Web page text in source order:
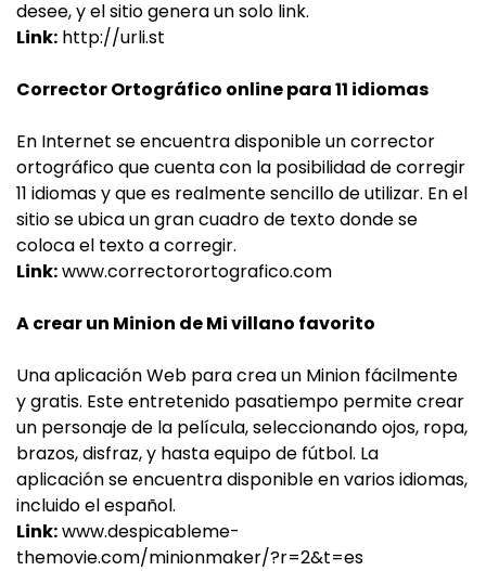
desee, y el sitio genera un solo link.
Link: http://urli.st
Corrector Ortográfico online para 11 idiomas
En Internet se encuentra disponible un corrector
ortográfico que cuenta con la posibilidad de corregir
11 idiomas y que es realmente sencillo de utilizar. En el
sitio se ubica un gran cuadro de texto donde se
coloca el texto a corregir.
Link:www.correctorortografico.com
A crear un Minion de Mi villano favorito
Una aplicación Web para crea un Minion fácilmente
y gratis. Este entretenido pasatiempo permite crear
un personaje de la película, seleccionando ojos, ropa,
brazos, disfraz, y hasta equipo de fútbol. La
aplicación se encuentra disponible en varios idiomas,
incluido el español.
Link:www.despicableme-
themovie.com/minionmaker/?r=2&t=es